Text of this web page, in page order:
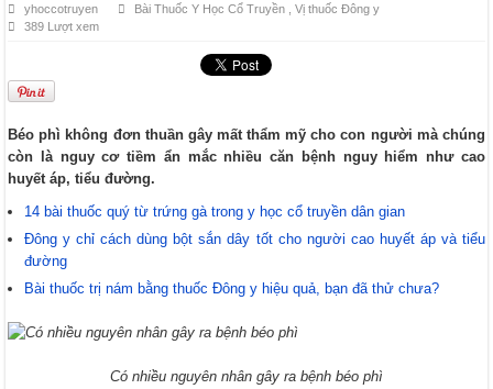
yhoccotruyen Bài Thuốc Y Học Cổ Truyền ,Vị thuốc Đông y
389 Lượt xem
Béo phì không đơn thuần gây mất thẩm mỹ cho con người mà chúng
còn là nguy cơ tiềm ẩn mắc nhiều căn bệnh nguy hiểm như cao
huyết áp, tiểu đường.
14 bài thuốc quý từ trứng gà trong y học cổ truyền dân gian
Đông y chỉ cách dùng bột sắn dây tốt cho người cao huyết áp và tiểu
đường
Bài thuốc trị nám bằng thuốc Đông y hiệu quả, bạn đã thử chưa?
Có nhiều nguyên nhân gây ra bệnh béo phì